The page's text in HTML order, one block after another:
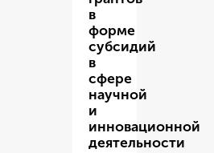
в
форме
субсидий
в
сфере
научной
и
инновационной
деятельности